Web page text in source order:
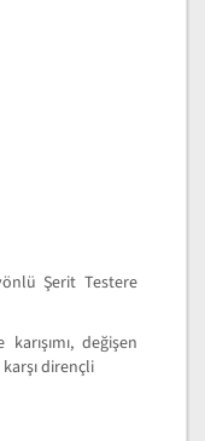
Şerit Testere
değişen
karşı dirençli